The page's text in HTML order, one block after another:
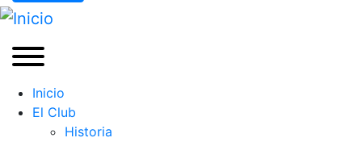
Inicio
El Club
Historia